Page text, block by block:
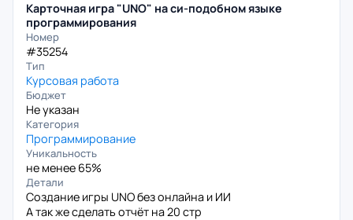
Карточная игра "UNO" на си-подобном языке
программирования
Номер
#35254
Тип
Курсовая работа
Бюджет
Не указан
Категория
Программирование
Уникальность
не менее 65%
Детали
Создание игры UNO без онлайна и ИИ
А так же сделать отчёт на 20 стр